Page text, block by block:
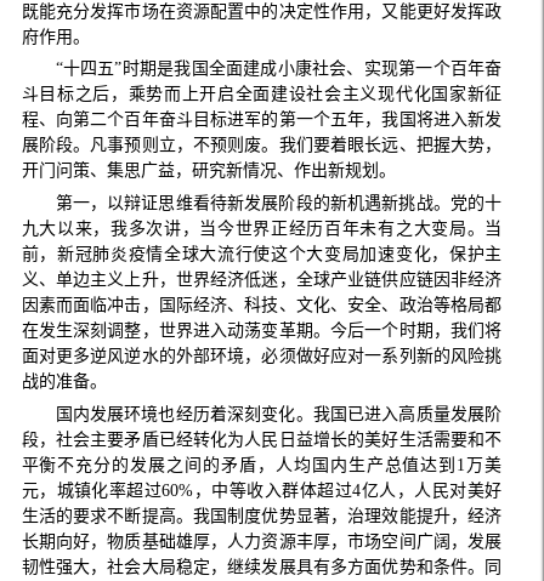
既能充分发挥市场在资源配置中的决定性作用，又能更好发挥政
府作用。
“十四五”时期是我国全面建成小康社会、实现第一个百年奋
斗目标之后，乘势而上开启全面建设社会主义现代化国家新征
程、向第二个百年奋斗目标进军的第一个五年，我国将进入新发
展阶段。凡事预则立，不预则废。我们要着眼长远、把握大势，
开门问策、集思广益，研究新情况、作出新规划。
第一，以辩证思维看待新发展阶段的新机遇新挑战。党的十
九大以来，我多次讲，当今世界正经历百年未有之大变局。当
前，新冠肺炎疫情全球大流行使这个大变局加速变化，保护主
义、单边主义上升，世界经济低迷，全球产业链供应链因非经济
因素而面临冲击，国际经济、科技、文化、安全、政治等格局都
在发生深刻调整，世界进入动荡变革期。今后一个时期，我们将
面对更多逆风逆水的外部环境，必须做好应对一系列新的风险挑
战的准备。
国内发展环境也经历着深刻变化。我国已进入高质量发展阶
段，社会主要矛盾已经转化为人民日益增长的美好生活需要和不
平衡不充分的发展之间的矛盾，人均国内生产总值达到1万美
元，城镇化率超过60%，中等收入群体超过4亿人，人民对美好
生活的要求不断提高。我国制度优势显著，治理效能提升，经济
长期向好，物质基础雄厚，人力资源丰厚，市场空间广阔，发展
韧性强大，社会大局稳定，继续发展具有多方面优势和条件。同